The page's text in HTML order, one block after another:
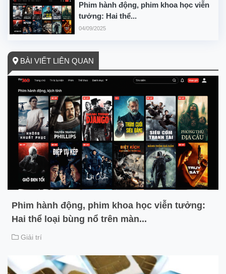
Phim hành động, phim khoa học viễn
tưởng: Hai thể...
04/09/2025
BÀI VIẾT LIÊN QUAN
Phim hành động, phim khoa học viễn tưởng:
Hai thể loại bùng nổ trên màn...
Giải trí